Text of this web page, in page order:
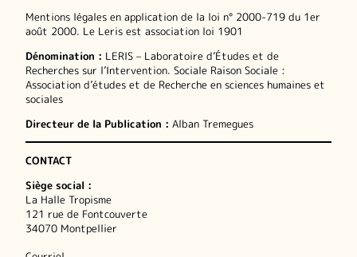
Mentions légales en application de la loi n° 2000-719 du 1er
août 2000. Le Leris est association loi 1901
Dénomination : LERIS – Laboratoire d’Études et de
Recherches sur l’Intervention. Sociale Raison Sociale :
Association d’études et de Recherche en sciences humaines et
sociales
Directeur de la Publication : Alban Tremegues
CONTACT
Siège social :
La Halle Tropisme
121 rue de Fontcouverte
34070 Montpellier